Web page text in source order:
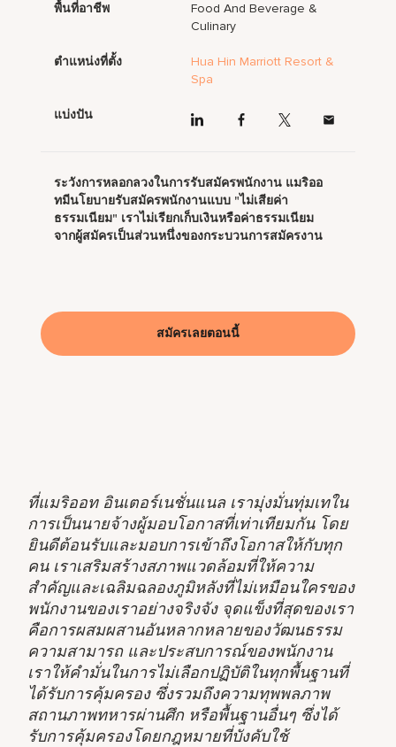
ที่แมริออท อินเตอร์เนชั่นแนล เรามุ่งมั่นทุ่มเทใน
การเป็นนายจ้างผู้มอบโอกาสที่เท่าเทียมกัน โดย
ยินดีต้อนรับและมอบการเข้าถึงโอกาสให้กับทุก
คน เราเสริมสร้างสภาพแวดล้อมที่ให้ความ
สำคัญและเฉลิมฉลองภูมิหลังที่ไม่เหมือนใครของ
พนักงานของเราอย่างจริงจัง จุดแข็งที่สุดของเรา
คือการผสมผสานอันหลากหลายของวัฒนธรรม
ความสามารถ และประสบการณ์ของพนักงาน
เราให้คำมั่นในการไม่เลือกปฏิบัติในทุกพื้นฐานที่
ได้รับการคุ้มครอง ซึ่งรวมถึงความทุพพลภาพ
สถานภาพทหารผ่านศึก หรือพื้นฐานอื่นๆ ซึ่งได้
รับการคุ้มครองโดยกฎหมายที่บังคับใช้
พื้นที่อาชีพ
Food And Beverage &
Culinary
ตำแหน่งที่ตั้ง
Hua Hin Marriott Resort &
Spa
แบ่งปัน
ระวังการหลอกลวงในการรับสมัครพนักงาน แมริออ
ทมีนโยบายรับสมัครพนักงานแบบ "ไม่เสียค่า
ธรรมเนียม" เราไม่เรียกเก็บเงินหรือค่าธรรมเนียม
จากผู้สมัครเป็นส่วนหนึ่งของกระบวนการสมัครงาน
สมัครเลยตอนนี้